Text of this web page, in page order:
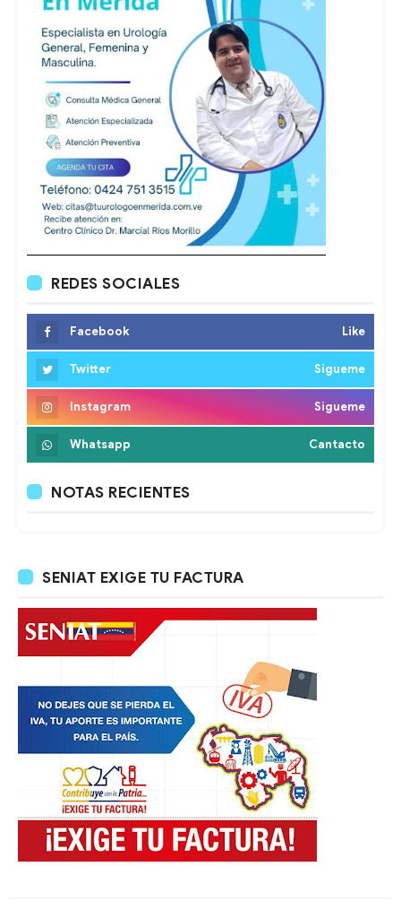
REDES SOCIALES
Facebook Like
Twitter Sigueme
Instagram Sigueme
Whatsapp Cantacto
NOTAS RECIENTES
SENIAT EXIGE TU FACTURA